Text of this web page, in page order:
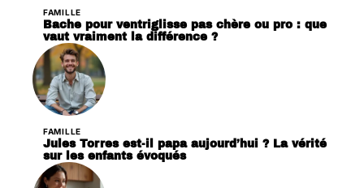
FAMILLE
Bache pour ventriglisse pas chère ou pro : que
vaut vraiment la différence ?
FAMILLE
Jules Torres est-il papa aujourd’hui ? La vérité
sur les enfants évoqués